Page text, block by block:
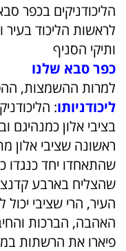
הליכודניקים בכפר
לראשות הליכוד
ותיקי הסניף
כפר סבא שלנו
למרות ההשמצות,
ליכודניותו:
בציבי אלון
ראשונה שציבי אלון
שהתאחדו יחד כנגדו
שהצליח בארבע
העיר, הרי שציבי
האהבה, הברכות
פיארו את הרשתות